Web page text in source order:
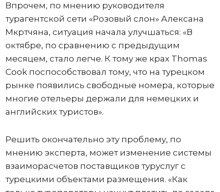
Впрочем, по мнению руководителя
турагентской сети «Розовый слон» Алексана
Мкртчяна, ситуация начала улучшаться: «В
октябре, по сравнению с предыдущим
месяцем, стало легче. К тому же крах Thomas
Cook поспособствовал тому, что на турецком
рынке появились свободные номера, которые
многие отельеры держали для немецких и
английских туристов».
Решить окончательно эту проблему, по
мнению эксперта, может изменение системы
взаиморасчетов поставщиков туруслуг с
турецкими объектами размещения. «Как